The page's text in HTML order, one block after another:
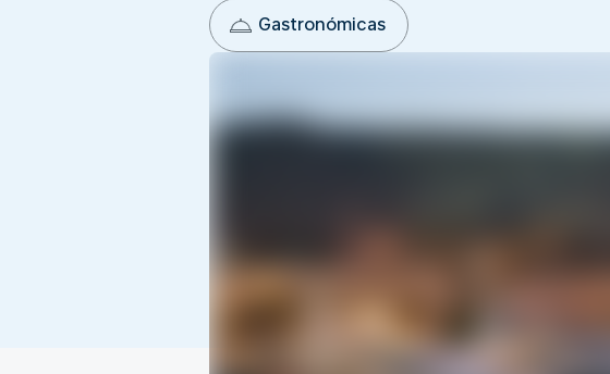
Gastronómicas